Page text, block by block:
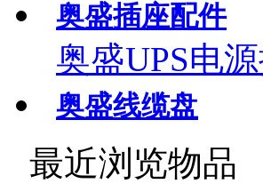
奥盛插座配件
奥盛UPS电
奥盛线缆盘
最近浏览物品